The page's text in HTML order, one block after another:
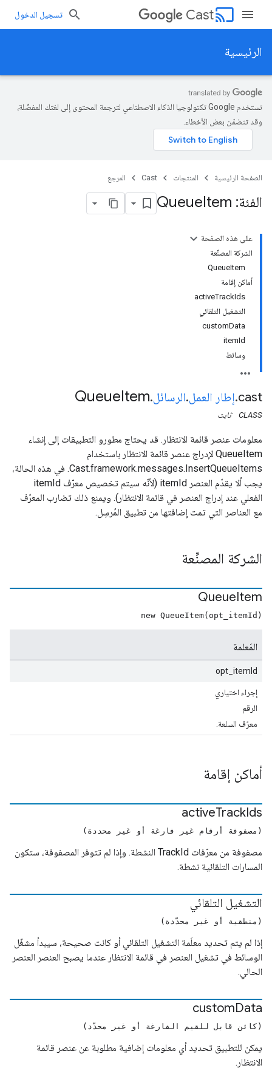
cast
Cast تسجيل الدخول
الرئيسية
تستخدم Google تكنولوجيا الذكاء الاصطناعي لترجمة المحتوى إلى لغتك المفضّلة،
وقد تتضمّن بعض الأخطاء.
الصفحة الرئيسية المنتجات Cast المرجع
الفئة: Queue Item
على هذه الصفحة
الشركة المصنِّعة
QueueItem
أماكن إقامة
activeTrackIds
التشغيل التلقائي
customData
itemId
وسائط
cast
.إطار العمل.الرسائل.
QueueItem
CLASS ثابت
معلومات عنصر قائمة الانتظار. قد يحتاج مطورو التطبيقات إلى إنشاء
QueueItem لإدراج عنصر قائمة الانتظار باستخدام
Cast.framework.messages.InsertQueueItems. في هذه الحالة،
يجب ألا يقدّم العنصر itemId (لأنّه سيتم تخصيص معرّف itemId
الفعلي عند إدراج العنصر في قائمة الانتظار). ويمنع ذلك تضارب المعرّف
مع العناصر التي تمت إضافتها من تطبيق المُرسِل.
الشركة المصنِّعة
QueueItem
new QueueItem(opt_itemId)
المَعلمة
opt_itemId
إجراء اختياري
الرقم
معرّف السلعة.
أماكن إقامة
activeTrackIds
(مصفوفة أرقام غير فارغة أو غير محددة)
مصفوفة من معرّفات TrackId النشطة. وإذا لم تتوفر المصفوفة، ستكون
المسارات التلقائية نشطة.
التشغيل التلقائي
(منطقية أو غير محدّدة)
إذا لم يتم تحديد معلَمة التشغيل التلقائي أو كانت صحيحة، سيبدأ مشغّل
الوسائط في تشغيل العنصر في قائمة الانتظار عندما يصبح العنصر العنصر
الحالي.
customData
(كائن قابل للقيم الفارغة أو غير محدّد)
يمكن للتطبيق تحديد أي معلومات إضافية مطلوبة عن عنصر قائمة
الانتظار.